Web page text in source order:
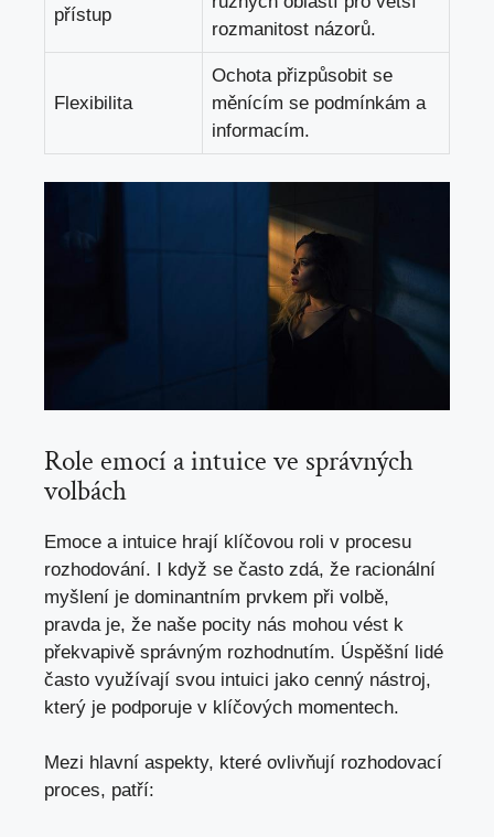
přístup
rozmanitost názorů.
Flexibilita
Ochota přizpůsobit se
měnícím se podmínkám a
informacím.
Role emocí a intuice ve správných
volbách
Emoce a intuice hrají klíčovou roli v procesu
rozhodování. I když se často zdá, že racionální
myšlení je dominantním prvkem při volbě,
pravda je, že naše pocity nás mohou vést k
překvapivě správným rozhodnutím. Úspěšní lidé
často využívají svou intuici jako cenný nástroj,
který je podporuje v klíčových momentech.
Mezi hlavní aspekty, které ovlivňují rozhodovací
proces, patří: